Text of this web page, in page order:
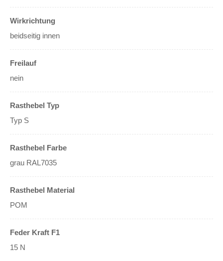
Wirkrichtung
beidseitig innen
Freilauf
nein
Rasthebel Typ
Typ S
Rasthebel Farbe
grau RAL7035
Rasthebel Material
POM
Feder Kraft F1
15 N